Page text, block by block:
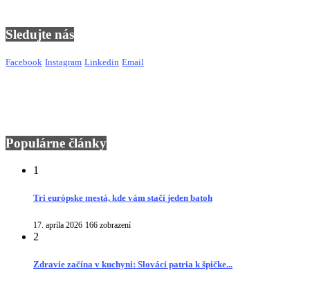
Sledujte nás
Facebook Instagram Linkedin Email
Populárne články
1
Tri európske mestá, kde vám stačí jeden batoh
17. apríla 2026 166 zobrazení
2
Zdravie začína v kuchyni: Slováci patria k špičke...